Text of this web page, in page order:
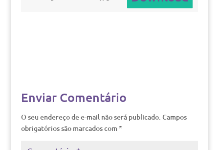
Enviar Comentário
O seu endereço de e-mail não será publicado. Campos
obrigatórios são marcados com *